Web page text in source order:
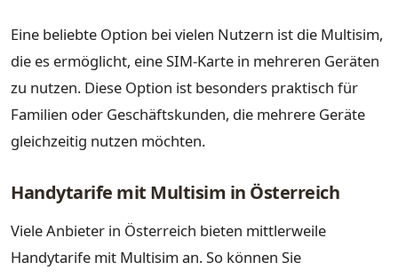
Eine beliebte Option bei vielen Nutzern ist die Multisim,
die es ermöglicht, eine SIM-Karte in mehreren Geräten
zu nutzen. Diese Option ist besonders praktisch für
Familien oder Geschäftskunden, die mehrere Geräte
gleichzeitig nutzen möchten.
Handytarife mit Multisim in Österreich
Viele Anbieter in Österreich bieten mittlerweile
Handytarife mit Multisim an. So können Sie